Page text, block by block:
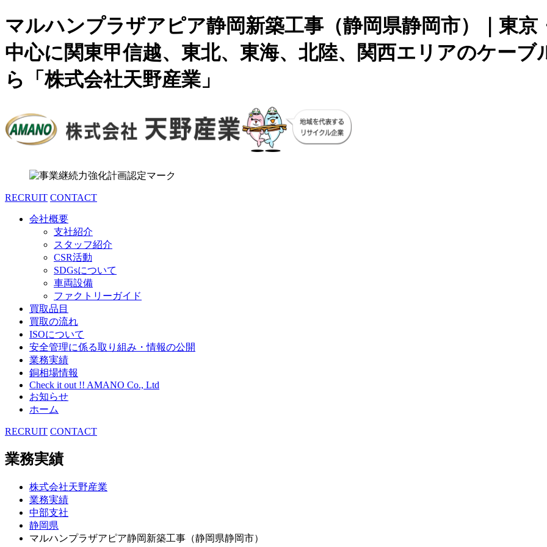
マルハンプラザアピア静岡新築工事（静岡県静岡市）｜東
中心に関東甲信越、東北、東海、北陸、関西エリアのケー
ら「株式会社天野産業」
RECRUIT CONTACT
会社概要
支社紹介
スタッフ紹介
CSR活動
SDGsについて
車両設備
ファクトリーガイド
買取品目
買取の流れ
ISOについて
安全管理に係る取り組み・情報の公開
業務実績
銅相場情報
Check it out !! AMANO Co., Ltd
お知らせ
ホーム
RECRUIT CONTACT
業務実績
株式会社天野産業
業務実績
中部支社
静岡県
マルハンプラザアピア静岡新築工事（静岡県静岡市）